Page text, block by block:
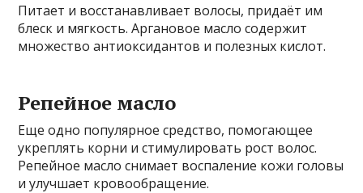
Питает и восстанавливает волосы, придаёт им
блеск и мягкость. Аргановое масло содержит
множество антиоксидантов и полезных кислот.
Репейное масло
Еще одно популярное средство, помог­ающее
укреплять корни и стимулировать рост волос.
Репейное масло снимает воспаление кожи головы
и улучшает кровообращение.